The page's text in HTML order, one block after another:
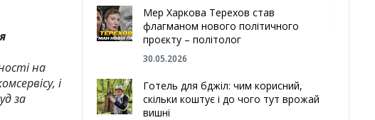
на
і
за
Мер Харкова Терехов став
флагманом нового політичного
проєкту – політолог
30.05.2026
Готель для бджіл: чим корисний,
скільки коштує і до чого тут врожай
вишні